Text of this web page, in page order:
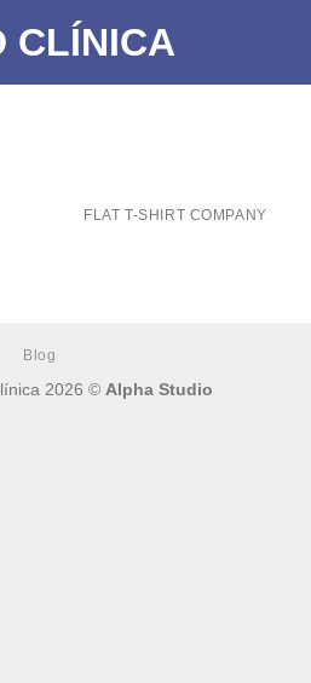
FLAT T-SHIRT COMPANY
Blog
2026 © Alpha Studio